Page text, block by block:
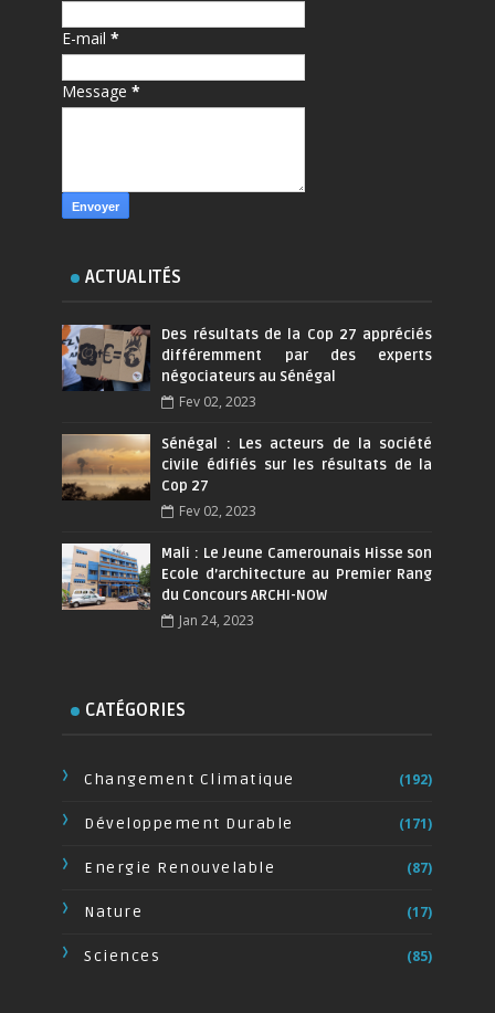
E-mail*
Message*
ACTUALITÉS
Des résultats de la Cop 27 appréciés
différemment par des experts
négociateurs au Sénégal
Fev 02, 2023
Sénégal : Les acteurs de la société
civile édifiés sur les résultats de la
Cop 27
Fev 02, 2023
Mali : Le Jeune Camerounais Hisse son
Ecole d’architecture au Premier Rang
du Concours ARCHI-NOW
Jan 24, 2023
CATÉGORIES
Changement Climatique (192)
Développement Durable (171)
Energie Renouvelable (87)
Nature (17)
Sciences (85)